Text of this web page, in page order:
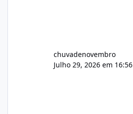
chuvadenovembro
Julho 29, 2026 em 16:56